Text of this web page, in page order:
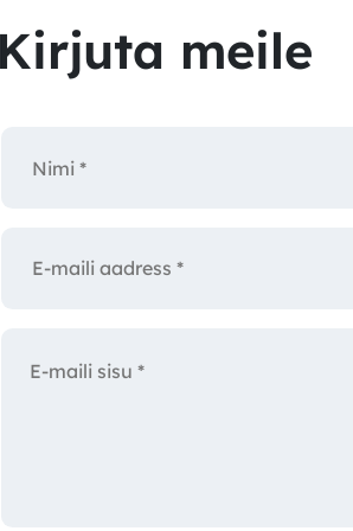
Kirjuta meile